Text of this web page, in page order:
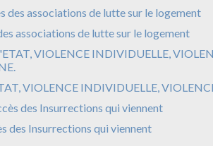
associations de lutte sur le logement
VIOLENCE INDIVIDUELLE,
des Insurrections qui viennent